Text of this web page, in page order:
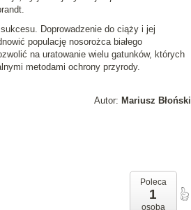
Doprowadzenie do ciąży i jej
populację nosorożca białego
na uratowanie wielu gatunków, których
metodami ochrony przyrody.
Autor: Mariusz Błoński
Poleca
1
osoba